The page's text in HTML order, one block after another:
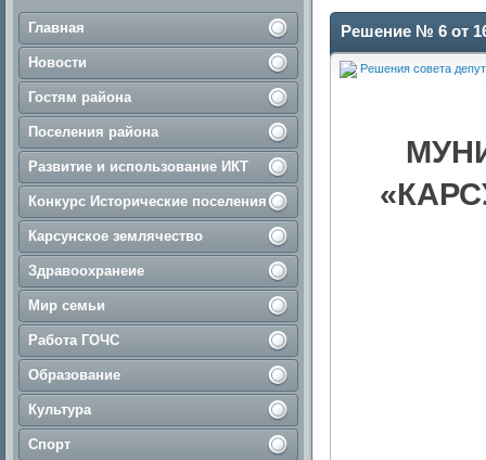
Главная
Новости
Гостям района
Поселения района
Развитие и использование ИКТ
Конкурс Исторические поселения
Карсунское землячество
Здравоохранеие
Мир семьи
Работа ГОЧС
Образование
Культура
Спорт
Решение № 6 от
Решения совета